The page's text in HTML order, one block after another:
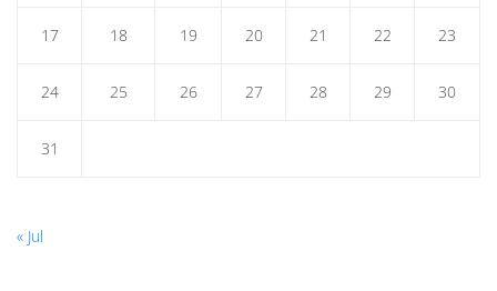
17 18 19 20 21 22 23
24 25 26 27 28 29 30
31
« Jul